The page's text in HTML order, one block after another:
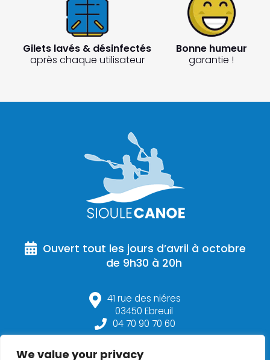
We value your privacy
Gilets lavés & désinfectés
après chaque utilisateur
Bonne humeur
garantie !
Ouvert tout les jours d’avril à octobre
de 9h30 à 20h
41 rue des niéres
03450 Ebreuil
04 70 90 70 60
contact@sioule-canoe.fr